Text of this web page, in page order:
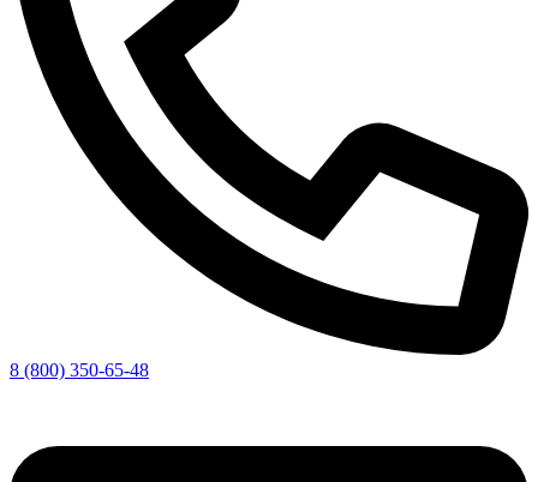
8 (800) 350-65-48